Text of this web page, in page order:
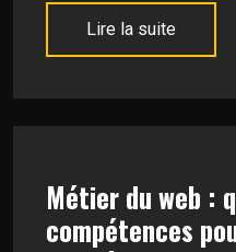
Lire la suite
Métier du web :
compétences